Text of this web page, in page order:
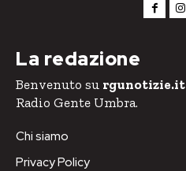
La redazione
Benvenuto su rgunotizie.it
Radio Gente Umbra.
Chi siamo
Privacy Policy